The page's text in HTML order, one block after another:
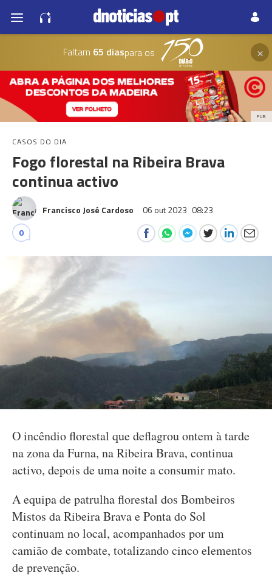
Faltam 65 diaspara os ×
PUB
CASOS DO DIA
Fogo florestal na Ribeira Brava
continua activo
Francisco José Cardoso 06 out 2023 08:23
0
O incêndio florestal que deflagrou ontem à tarde
na zona da Furna, na Ribeira Brava, continua
activo, depois de uma noite a consumir mato.
A equipa de patrulha florestal dos Bombeiros
Mistos da Ribeira Brava e Ponta do Sol
continuam no local, acompanhados por um
camião de combate, totalizando cinco elementos
de prevenção.